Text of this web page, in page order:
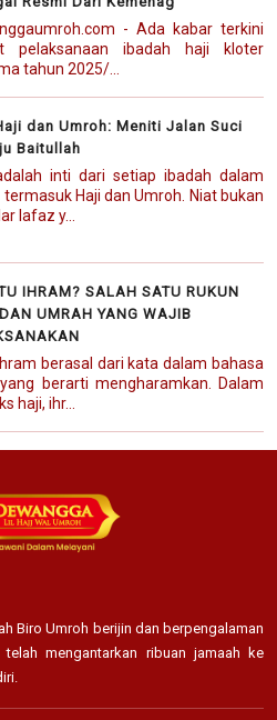
- Ada kabar terkini
pelaksanaan ibadah haji kloter
tahun 2025/...
dan Umroh: Meniti Jalan Suci
Baitullah
inti dari setiap ibadah dalam
termasuk Haji dan Umroh. Niat bukan
lafaz y...
IHRAM? SALAH SATU RUKUN
UMRAH YANG WAJIB
berasal dari kata dalam bahasa
berarti mengharamkan. Dalam
haji, ihr...
Biro Umroh berijin dan berpengalaman
mengantarkan ribuan jamaah ke